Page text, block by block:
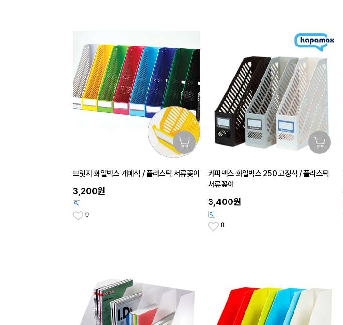
브릿지 화일박스 개폐식 / 플라스틱 서류꽂이
3,200원
0
카파맥스 화일박스 250 고정식 / 플라스틱
서류꽂이
3,400원
0